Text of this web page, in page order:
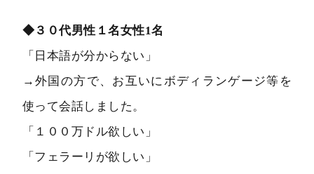
◆３０代男性１名女性1名
「日本語が分からない」
→外国の方で、お互いにボディランゲージ等を
使って会話しました。
「１００万ドル欲しい」
「フェラーリが欲しい」